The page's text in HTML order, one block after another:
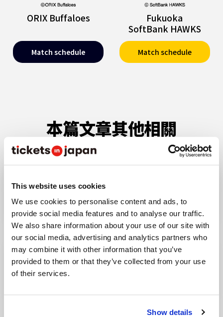
This website uses cookies
We use cookies to personalise content and ads, to
provide social media features and to analyse our traffic.
We also share information about your use of our site with
our social media, advertising and analytics partners who
may combine it with other information that you’ve
provided to them or that they’ve collected from your use
of their services.
Show details
ORIX Buffaloes
Match schedule
Fukuoka
SoftBank HAWKS
Match schedule
本篇文章其他相關
CON FIELD HOKKAIDO的享樂
方式
sports
東北魅力滿載！東北樂天金鷲隊
主場・樂天行動通訊球場宮城的